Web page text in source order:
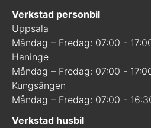
Verkstad personbil
Uppsala
Måndag – Fredag: 07:00 -
Haninge
Måndag – Fredag: 07:00 -
Kungsängen
Måndag – Fredag: 07:00 -
Verkstad husbil